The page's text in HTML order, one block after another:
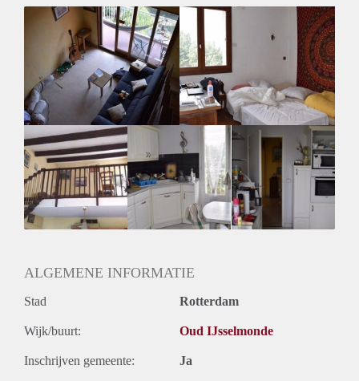
Huurtoeslag
Niet mogelijk
Inkomen eis
2,6 X De bruto huur
Huurtermijn
Onbepaalde termijn
Oplevering
Gestoffeerd
ALGEMENE INFORMATIE
Stad Rotterdam
Wijk/buurt: Oud IJsselmonde
Inschrijven gemeente: Ja